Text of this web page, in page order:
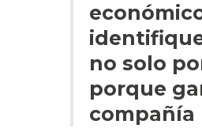
no solo
porque
compañía